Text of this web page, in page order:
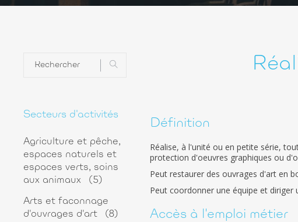
Définition
Réalise, à l'unité ou en petite série,
protection d'oeuvres graphiques ou
Peut restaurer des ouvrages d'art en
Peut coordonner une équipe et diriger
Accès à l'emploi métier
Secteurs d'activités
Agriculture et pêche,
espaces naturels et
espaces verts, soins
aux animaux
(5)
Arts et faconnage
d'ouvrages d'art
(8)